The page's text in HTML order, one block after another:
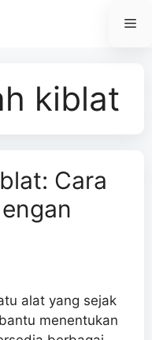
kiblat
Cara
alat yang sejak
menentukan